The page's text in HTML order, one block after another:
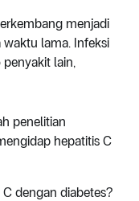
menjadi
lama. Infeksi
lain,
penelitian
hepatitis C
dengan diabetes?